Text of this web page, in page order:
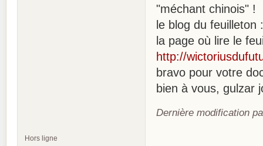
"méchant chinois" !
le blog du feuilleton
la page où lire le
http://
bravo pour votre
bien à vous, gulzar
Dernière modification
Hors ligne